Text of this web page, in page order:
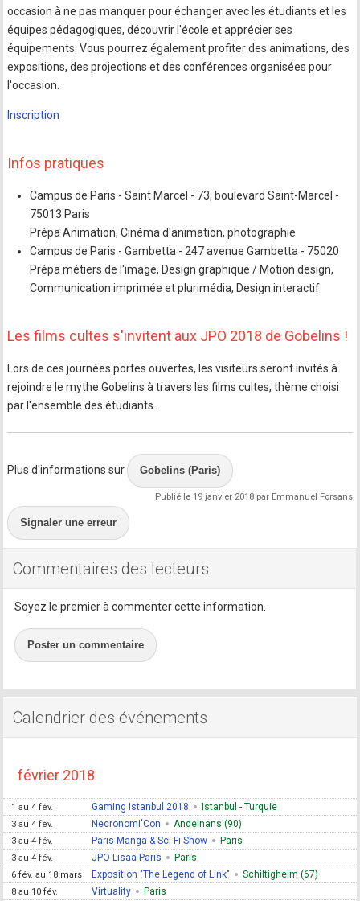
occasion à ne pas manquer pour échanger avec les étudiants et les
équipes pédagogiques, découvrir l'école et apprécier ses
équipements. Vous pourrez également profiter des animations, des
expositions, des projections et des conférences organisées pour
l'occasion.
Inscription
Infos pratiques
Campus de Paris - Saint Marcel - 73, boulevard Saint-Marcel -
75013 Paris
Prépa Animation, Cinéma d'animation, photographie
Campus de Paris - Gambetta - 247 avenue Gambetta - 75020
Prépa métiers de l'image, Design graphique / Motion design,
Communication imprimée et plurimédia, Design interactif
Les films cultes s'invitent aux JPO 2018 de Gobelins !
Lors de ces journées portes ouvertes, les visiteurs seront invités à
rejoindre le mythe Gobelins à travers les films cultes, thème choisi
par l'ensemble des étudiants.
Plus d'informations sur Gobelins (Paris)
Publié le 19 janvier 2018 par Emmanuel Forsans
Signaler une erreur
Commentaires des lecteurs
Soyez le premier à commenter cette information.
Poster un commentaire
Calendrier des événements
février 2018
1 au 4 fév. Gaming Istanbul 2018 Istanbul - Turquie
3 au 4 fév. Necronomi'Con Andelnans (90)
3 au 4 fév. Paris Manga & Sci-Fi Show Paris
3 au 4 fév. JPO Lisaa Paris Paris
6 fév. au 18 mars Exposition "The Legend of Link" Schiltigheim (67)
8 au 10 fév. Virtuality Paris